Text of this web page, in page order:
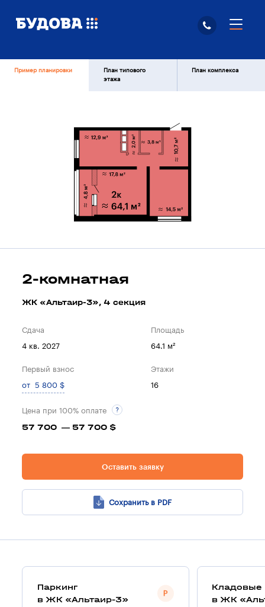
Пример планировки
План типового
этажа
План комплекса
2-комнатная
ЖК «Альтаир-3», 4 секция
Сдача
4 кв. 2027
Площадь
64.1 м²
Первый взнос
от 5 800 $
Этажи
16
Цена при 100% оплате
57 700 — 57 700 $
Оставить заявку
Сохранить в PDF
Паркинг
в ЖК «Альтаир-3»
Кладовые
в ЖК